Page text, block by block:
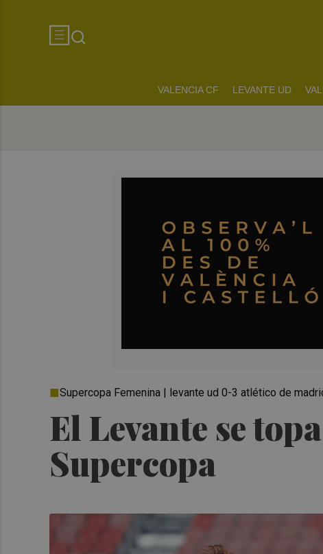
VALENCIA CF LEVANTE UD
El Levante se
Supercopa
Supercopa Femenina | levante ud 0-3 atlético de